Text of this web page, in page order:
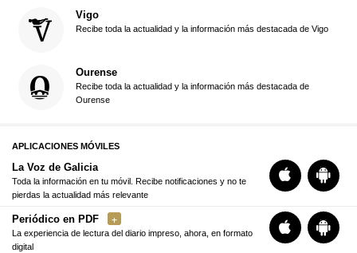
Vigo
Recibe toda la actualidad y la información más destacada de Vigo
Ourense
Recibe toda la actualidad y la información más destacada de
Ourense
APLICACIONES MÓVILES
La Voz de Galicia
Toda la información en tu móvil. Recibe notificaciones y no te
pierdas la actualidad más relevante
Periódico en PDF
La experiencia de lectura del diario impreso, ahora, en formato
digital